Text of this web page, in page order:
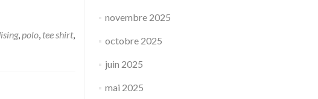
,polo, tee shirt,
novembre 2025
octobre 2025
juin 2025
mai 2025